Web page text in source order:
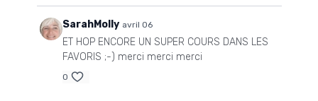
SarahMolly avril 06
ET HOP ENCORE UN SUPER COURS DANS LES
FAVORIS ;-) merci merci merci
0